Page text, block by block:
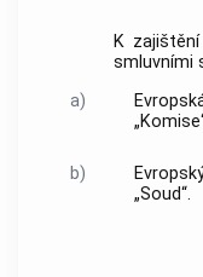
K
smluvními
a)
b)
„Soud“.